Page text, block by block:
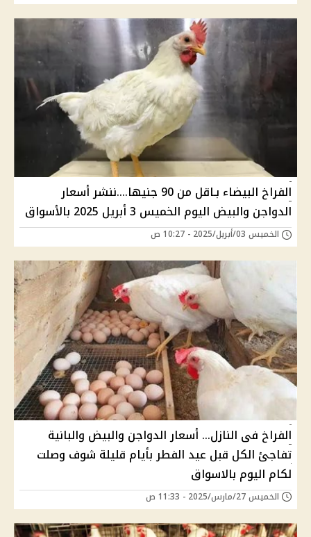
الفراخ البيضاء بـاقل من 90 جنيها....ننشر أسعار
الدواجن والبيض اليوم الخميس 3 أبريل 2025 بالأسواق
الخميس 03/أبريل/2025 - 10:27 ص
الفراخ فى النازل... أسعار الدواجن والبيض والبانية
تفاجئ الكل قبل عيد الفطر بأيام قليلة شوف وصلت
لكام اليوم بالاسواق
الخميس 27/مارس/2025 - 11:33 ص